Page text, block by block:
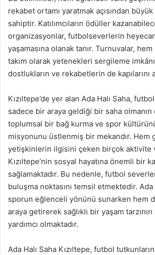
rekabet ortamı yaratmak açısından
sahiptir. Katılımcıların ödüller
organizasyonlar, futbolseverlerin
yaşamasına olanak tanır. Turnuvalar,
takım olarak yetenekleri sergileme
dostlukların ve rekabetlerin de kapılarını
Kızıltepe’de yer alan Ada Halı Saha,
sadece bir araya geldiği bir saha olmanın
toplumsal bir bağ kurma ve spor
misyonunu üstlenmiş bir mekandır. Hem
yetişkinlerin ilgisini çeken birçok aktivite
Kızıltepe’nin sosyal hayatına önemli bir
sağlamaktadır. Bu nedenle, futbol
buluşma noktasını temsil etmektedir. Ada
sporun eğlenceli yönünü sunarken hem
araya getirerek sağlıklı bir yaşam tarzının
yardımcı olmaktadır.
Ada Halı Saha Kızıltepe, futbol